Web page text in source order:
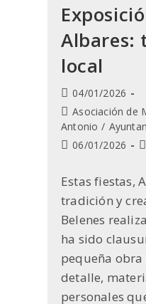
Albares:
local
Publicación
de
la
04/01/2026
Categoría
de
la
Asociación de
Antonio /
Última
la
entrada:
06/01/2026
Estas fiestas,
tradición y
Belenes
ha sido
pequeña obra
detalle,
personales